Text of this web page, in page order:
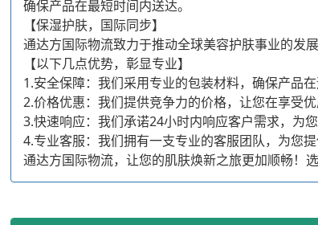
确保产品在最短时间内送达。
【保湿护肤，国际同步】
通达方国际物流致力于推动全球美容护肤事业的发
【以下几点优势，彰显专业】
1.安全保障：我们采用专业的包装材料，确保产品在
2.价格优惠：我们提供竞争力的价格，让您在享受优
3.快速响应：我们承诺24小时内响应客户需求，为
4.专业客服：我们拥有一支专业的客服团队，为您提
通达方国际物流，让您的肌肤焕新之旅更加顺畅！